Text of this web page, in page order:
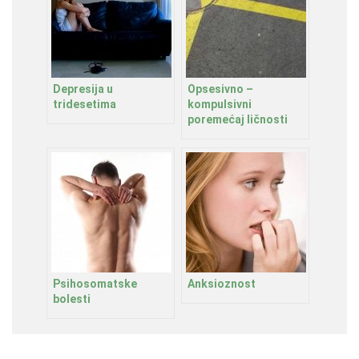
Depresija u
tridesetima
Opsesivno –
kompulsivni
poremećaj ličnosti
Psihosomatske
bolesti
Anksioznost